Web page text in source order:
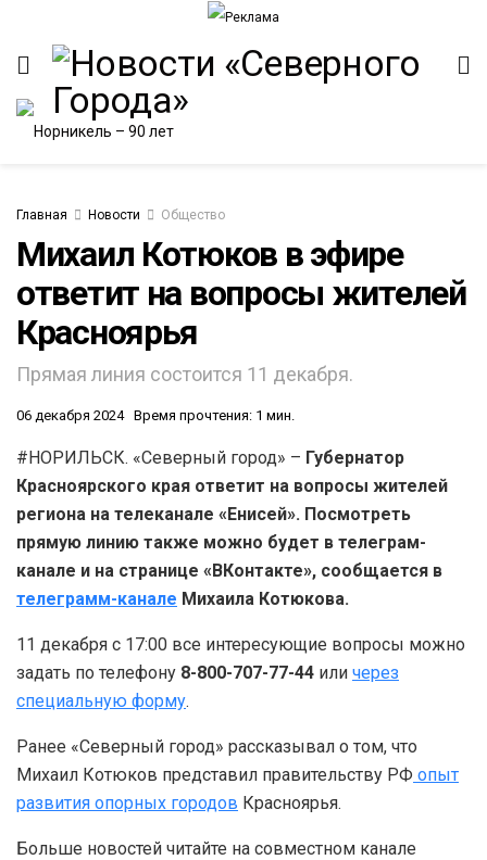
Главная Новости Общество
Михаил Котюков в эфире
ответит на вопросы жителей
Красноярья
Прямая линия состоится 11 декабря.
06 декабря 2024 Время прочтения: 1 мин.
#НОРИЛЬСК. «Северный город» – Губернатор
Красноярского края ответит на вопросы жителей
региона на телеканале «Енисей». Посмотреть
прямую линию также можно будет в телеграм-
канале и на странице «ВКонтакте», сообщается в
телеграмм-канале Михаила Котюкова.
11 декабря с 17:00 все интересующие вопросы можно
задать по телефону 8-800-707-77-44 или через
специальную форму.
Ранее «Северный город» рассказывал о том, что
Михаил Котюков представил правительству РФ опыт
развития опорных городов Красноярья.
Больше новостей читайте на совместном канале